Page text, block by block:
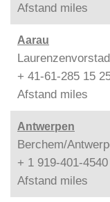
Afstand miles
Aarau
+ 41-61-285 15
Afstand miles
Antwerpen
Berchem/
+ 1 919-401-4540
Afstand miles